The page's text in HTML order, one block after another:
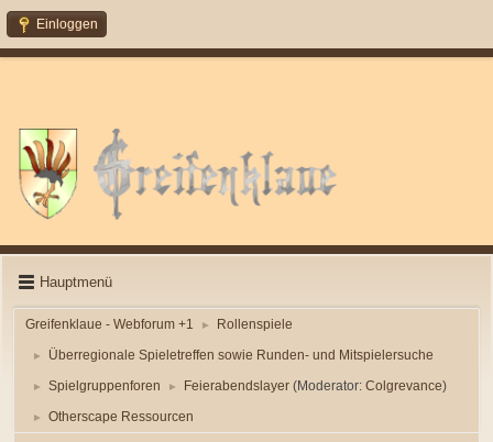
Einloggen
Hauptmenü
Greifenklaue - Webforum +1 ► Rollenspiele
► Überregionale Spieletreffen sowie Runden- und Mitspielersuche
► Spielgruppenforen ► Feierabendslayer (Moderator: Colgrevance)
► Otherscape Ressourcen